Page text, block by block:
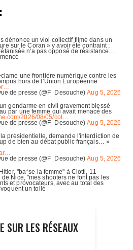
SUR LES RÉSEAUX